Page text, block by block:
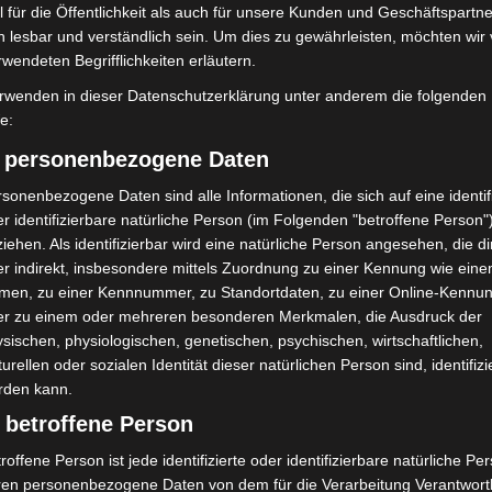
für die Öffentlichkeit als auch für unsere Kunden und
lesbar und verständlich sein. Um dies zu gewährleisten, möchten wir
Begrifflichkeiten erläutern.
in dieser Datenschutzerklärung unter anderem die folgenden
personenbezogene Daten
Daten sind alle Informationen, die sich auf eine
identifizierbare natürliche Person (im Folgenden "betroffene Person")
Als identifizierbar wird eine natürliche Person angesehen, die
indirekt, insbesondere mittels Zuordnung zu einer Kennung wie
zu einer Kennnummer, zu Standortdaten, zu einer Online-
zu einem oder mehreren besonderen Merkmalen, die Ausdruck der
physiologischen, genetischen, psychischen, wirtschaftlichen,
oder sozialen Identität dieser natürlichen Person sind,
kann.
betroffene Person
Person ist jede identifizierte oder identifizierbare natürliche
personenbezogene Daten von dem für die Verarbeitung